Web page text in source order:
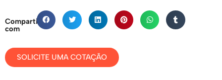
Compartilhar
com
SOLICITE UMA COTAÇÃO